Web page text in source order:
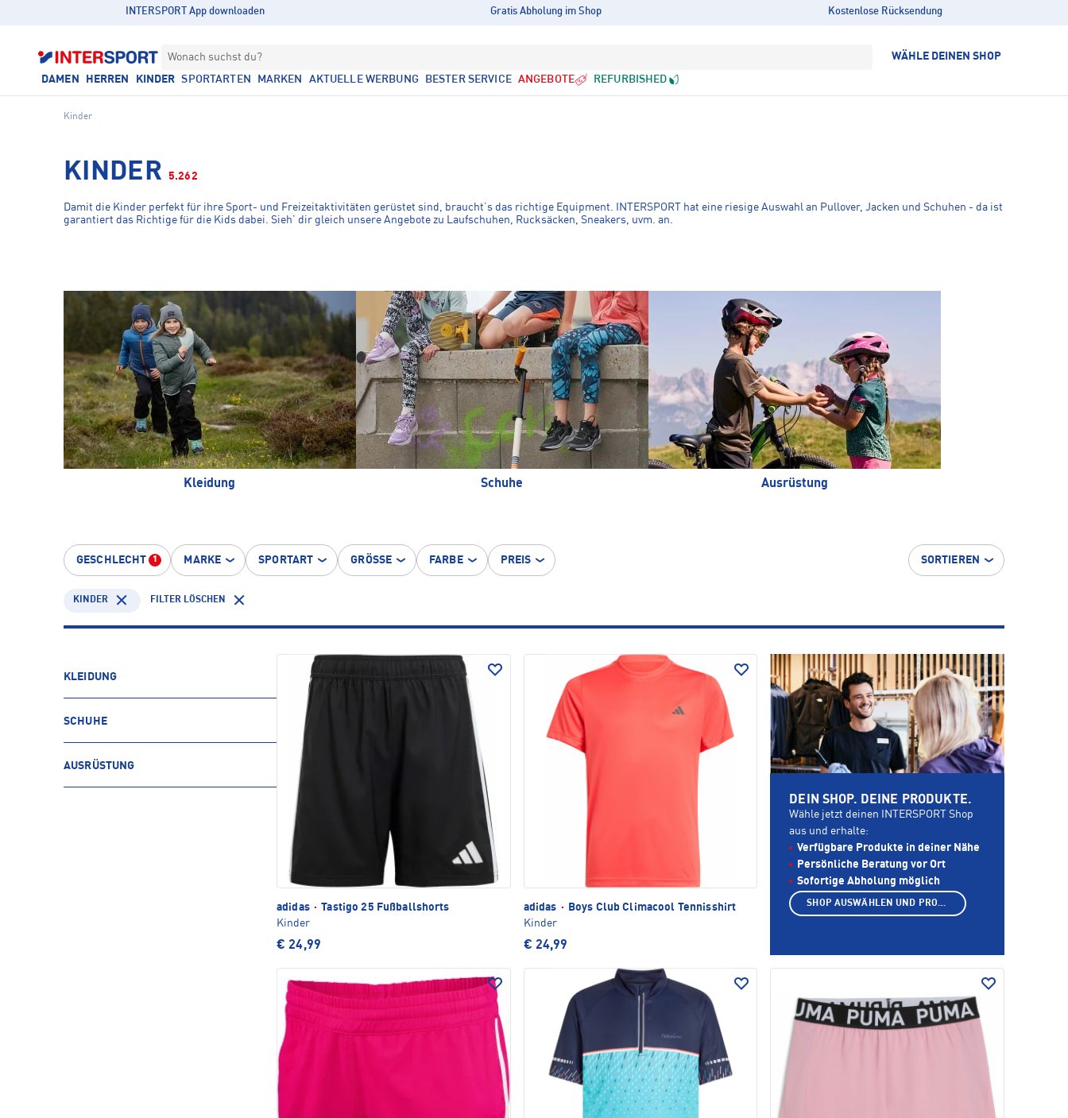
INTERSPORT App downloaden Gratis Abholung im Shop Kostenlose Rücksendung
Wonach suchst du? WÄHLE DEINEN SHOP
DAMEN HERREN KINDER SPORTARTEN MARKEN AKTUELLE WERBUNG BESTER SERVICE ANGEBOTE REFURBISHED
Kinder
KINDER 5.262
Damit die Kinder perfekt für ihre Sport- und Freizeitaktivitäten gerüstet sind, braucht’s das richtige Equipment. INTERSPORT hat eine riesige Auswahl an Pullover, Jacken und Schuhen - da ist
garantiert das Richtige für die Kids dabei. Sieh’ dir gleich unsere Angebote zu Laufschuhen, Rucksäcken, Sneakers, uvm. an.
Kleidung Schuhe Ausrüstung
GESCHLECHT 1 MARKE SPORTART GRÖSSE FARBE PREIS SORTIEREN
KINDER FILTER LÖSCHEN
KLEIDUNG
SCHUHE
AUSRÜSTUNG
adidas · Tastigo 25 Fußballshorts
Kinder
€ 24,99
adidas ·
Boys Club Climacool Tennisshirt
Kinder
€ 24,99
DEIN SHOP. DEINE PRODUKTE.
Wähle jetzt deinen INTERSPORT Shop
aus und erhalte:
Verfügbare Produkte in deiner Nähe
Persönliche Beratung vor Ort
Sofortige Abholung möglich
SHOP AUSWÄHLEN UND PRODUKTE ANZEIGEN